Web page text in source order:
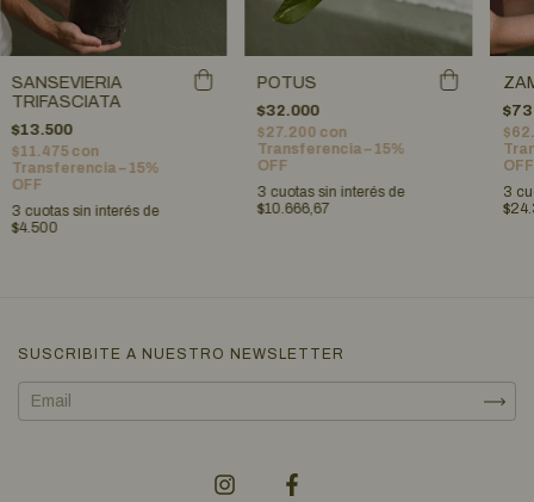
SANSEVIERIA
TRIFASCIATA
$13.500
$11.475 con
Transferencia – 15%
OFF
3 cuotas sin interés de
$4.500
POTUS
$32.000
$27.200 con
Transferencia – 15%
OFF
3 cuotas sin interés de
$10.666,67
OFF
3
SUSCRIBITE A NUESTRO NEWSLETTER